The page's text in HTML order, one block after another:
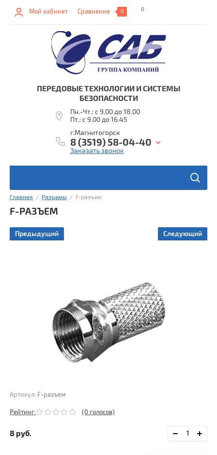
Мой кабинет Сравнение 0 0
ПЕРЕДОВЫЕ ТЕХНОЛОГИИ И СИСТЕМЫ
БЕЗОПАСНОСТИ
Пн.-Чт.: с 9.00 до 18.00
Пт.: с 9.00 до 16.45
г.Магнитогорск
8 (3519) 58-04-40
Заказать звонок
Главная
  /
Разъемы
  /  F-разъем
F-РАЗЪЕМ
Предыдущий Следующий
Артикул: F-разъем
Рейтинг: (0 голосов)
8 руб.